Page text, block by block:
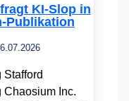
KI-Slop in
Publikation
6.07.2026
Stafford
Inc.